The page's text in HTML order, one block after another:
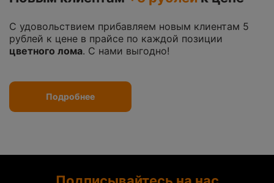
С удовольствием прибавляем новым клиентам 5
рублей к цене в прайсе по каждой позиции
цветного лома. С нами выгодно!
Подробнее